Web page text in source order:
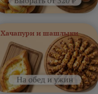
Хачапури и шашлыки